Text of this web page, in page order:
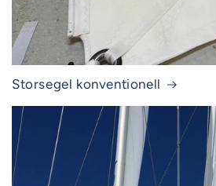
Storsegel konventionell